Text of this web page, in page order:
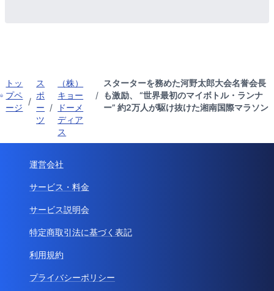
トッ
プペ
ージ
/
ス
ポ
ー
ツ
/
（株）
キョー
ドーメ
ディア
ス
/
スターターを務めた河野太郎大会名誉会長
も激励、 “世界最初のマイボトル・ランナ
ー” 約2万人が駆け抜けた湘南国際マラソン
運営会社
サービス・料金
サービス説明会
特定商取引法に基づく表記
利用規約
プライバシーポリシー